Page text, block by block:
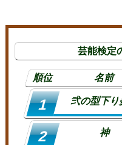
芸能検定
順位 名前
1 弐の型下り
2 神